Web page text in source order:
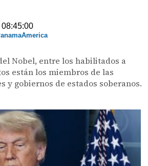
Nobel, entre los habilitados a
están los miembros de las
y gobiernos de estados soberanos.